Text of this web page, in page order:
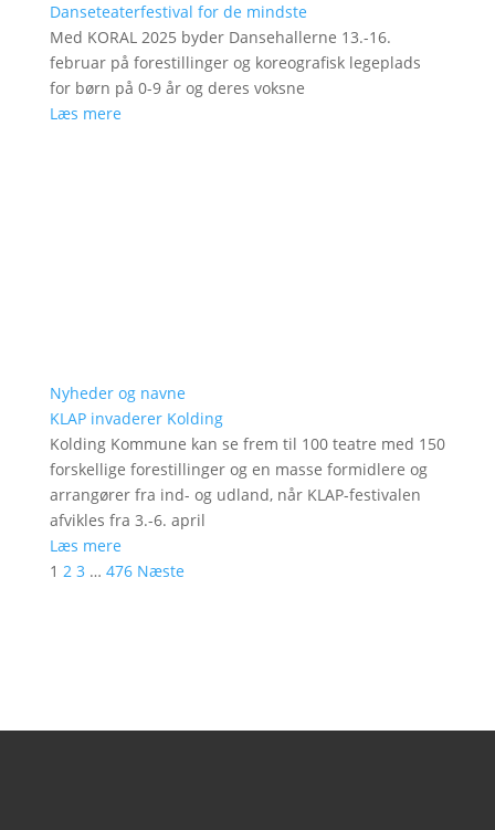
Danseteaterfestival for de mindste
Med KORAL 2025 byder Dansehallerne 13.-16.
februar på forestillinger og koreografisk legeplads
for børn på 0-9 år og deres voksne
Læs mere
Nyheder og navne
KLAP invaderer Kolding
Kolding Kommune kan se frem til 100 teatre med 150
forskellige forestillinger og en masse formidlere og
arrangører fra ind- og udland, når KLAP-festivalen
afvikles fra 3.-6. april
Læs mere
1 2 3 … 476 Næste